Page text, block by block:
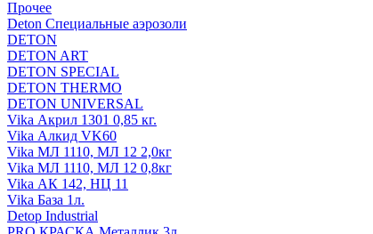
Прочее
Deton Специальные аэрозоли
DETON
DETON ART
DETON SPECIAL
DETON THERMO
DETON UNIVERSAL
Vika Акрил 1301 0,85 кг.
Vika Алкид VK60
Vika МЛ 1110, МЛ 12 2,0кг
Vika МЛ 1110, МЛ 12 0,8кг
Vika АК 142, НЦ 11
Vika База 1л.
Detop Industrial